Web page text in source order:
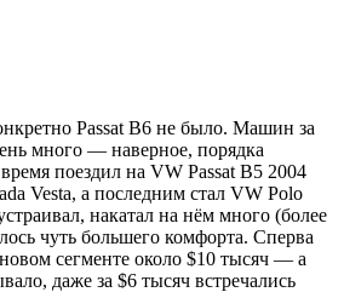
Passat B6 не было. Машин за
много — наверное, порядка
поездил на VW Passat B5 2004
Vesta, а последним стал VW Polo
накатал на нём много (более
чуть большего комфорта. Сперва
сегменте около $10 тысяч — а
даже за $6 тысяч встречались